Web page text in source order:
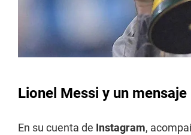
Lionel Messi y un
En su cuenta de Instagram,